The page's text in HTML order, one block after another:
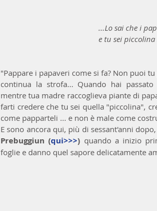
...Lo sai che i
e tu sei
"Pappare i papaveri come si fa? Non puoi
continua la strofa... Quando hai
mentre tua madre raccoglieva piante di
farti credere che tu sei quella "piccolina",
come papparteli ... e non è male come
Prebuggiun (qui>>>) quando a inizio
foglie e danno quel sapore delicatamente